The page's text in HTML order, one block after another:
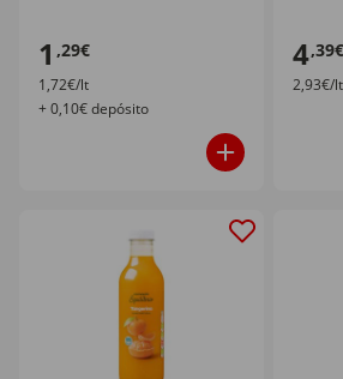
1 ,29€
1,72€/lt
+ 0,10€ depósito
4,39€
2,93€/lt